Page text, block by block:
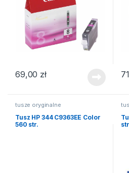
69,00 zł
tusze oryginalne
Tusz HP 344 C9363EE Color
560 str.